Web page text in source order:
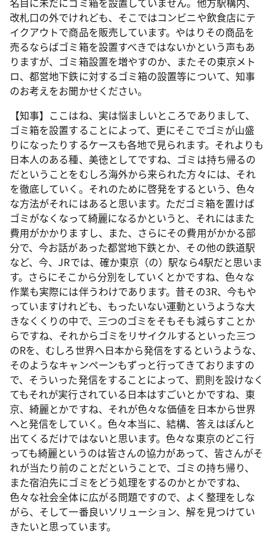
改札口の外でけれども、そこではコンビニや飲食店にテ
イクアウトで商品を販売しています。やはりその商品を
売るならばゴミ箱を設置すべきではないかという声もあ
りますが、ゴミ箱設置を増やすのか、またその東京メト
ロ、都営地下鉄に対するゴミ箱の設置等について、知事
のお考えをお聞かせください。
【知事】ここはね、実は悩ましいところでありまして、
ゴミ箱を設置することによって、更にそこでゴミが山盛
りになったりするケースも各地で見られます。それよりも
日本人のある種、美徳としてですね、ゴミは持ち帰るの
だということをむしろ海外から来られた方々には、それ
を徹底していく。それのために啓発をするという、色々
な方法がそれにはあると思います。ただゴミ箱を置けば
ゴミがなくなって綺麗になるかというと、それにはまた
費用がかかりますし、また、さらにその費用がかかる部
分で、今お話があった都営地下鉄とか、その他の鉄道駅
など、今、JRでは、確か東京（の）駅なら4駅だと思いま
す。さらにそこから分別をしていくとかですね、色々な
作業も実際には伴うわけであります。昔その3R、今もや
っていますけれども、もったいない運動というような大
きなくくりの中で、三つのゴミをそもそも減らすことか
らですね、それからゴミをリサイクルするといった三つ
のRを、むしろ世界へ日本から発信をするというような、
そのようなキャンペーンもずっと行ってきておりますの
で、そういった発信をすることによって、罰則を設けなく
てもそれが実行されている日本はすごいとかですね、東
京、綺麗とかですね、それが色々な価値を日本から世界
へと発信をしていく。色々本当に、結構、答えはぽんと
出てくるだけではないと思います。色々な東京のどこ行
っても綺麗というのは皆さんの協力があって、皆さんがそ
れが当たり前のことだということで、ゴミの持ち帰り、
また宿泊先にゴミをどう処理をするのかとかですね、
色々な社会全体に広がる問題ですので、よく整理をしな
がら、そして一番良いソリューション、解を見つけてい
きたいと思っています。